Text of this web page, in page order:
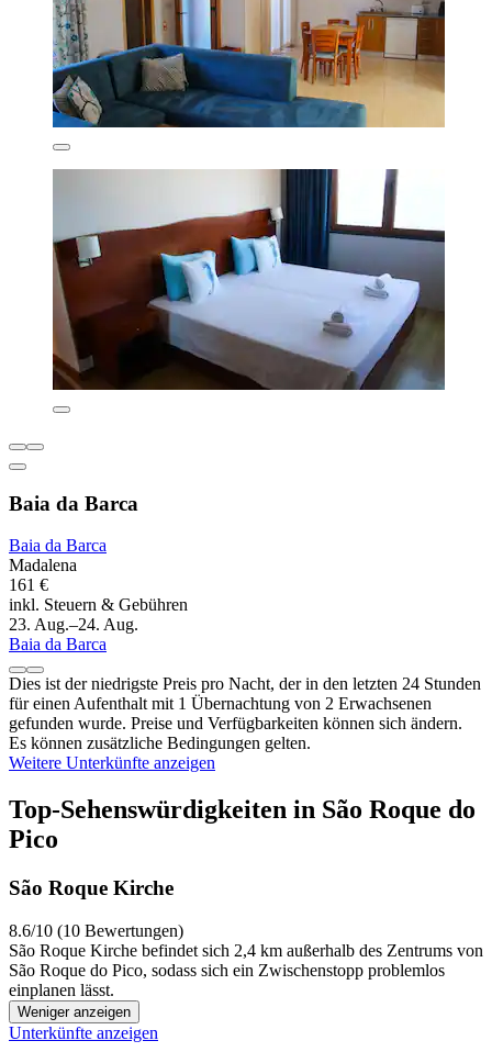
Baia da Barca
Baia da Barca
Madalena
161 €
inkl. Steuern & Gebühren
23. Aug.–24. Aug.
Baia da Barca
Dies ist der niedrigste Preis pro Nacht, der in den letzten 24 Stunden
für einen Aufenthalt mit 1 Übernachtung von 2 Erwachsenen
gefunden wurde. Preise und Verfügbarkeiten können sich ändern.
Es können zusätzliche Bedingungen gelten.
Weitere Unterkünfte anzeigen
Top-Sehenswürdigkeiten in São Roque do
Pico
São Roque Kirche
8.6/10 (10 Bewertungen)
São Roque Kirche befindet sich 2,4 km außerhalb des Zentrums von
São Roque do Pico, sodass sich ein Zwischenstopp problemlos
einplanen lässt.
Weniger anzeigen
Unterkünfte anzeigen